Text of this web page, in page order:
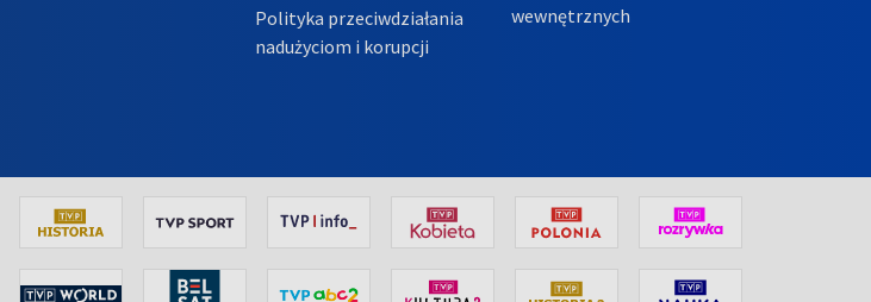
Polityka przeciwdziałania
nadużyciom i korupcji
wewnętrznych